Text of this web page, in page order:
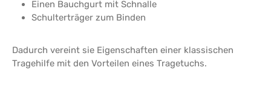
Einen Bauchgurt mit Schnalle
Schulterträger zum Binden
Dadurch vereint sie Eigenschaften einer klassischen
Tragehilfe mit den Vorteilen eines Tragetuchs.